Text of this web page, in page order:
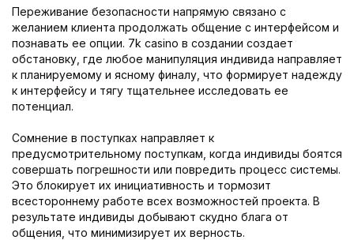
Переживание безопасности напрямую связано с
желанием клиента продолжать общение с интерфейсом и
познавать ее опции. 7k casino в создании создает
обстановку, где любое манипуляция индивида направляет
к планируемому и ясному финалу, что формирует надежду
к интерфейсу и тягу тщательнее исследовать ее
потенциал.
Сомнение в поступках направляет к
предусмотрительному поступкам, когда индивиды боятся
совершать погрешности или повредить процесс системы.
Это блокирует их инициативность и тормозит
всестороннему работе всех возможностей проекта. В
результате индивиды добывают скудно блага от
общения, что минимизирует их верность.